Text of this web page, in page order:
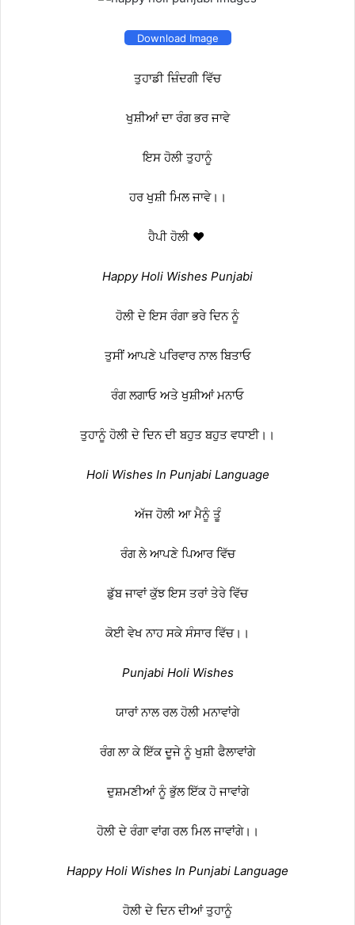
Download Image
ਤੁਹਾਡੀ ਜ਼ਿੰਦਗੀ ਵਿੱਚ
ਖੁਸ਼ੀਆਂ ਦਾ ਰੰਗ ਭਰ ਜਾਵੇ
ਇਸ ਹੋਲੀ ਤੁਹਾਨੂੰ
ਹਰ ਖੁਸ਼ੀ ਮਿਲ ਜਾਵੇ।।
ਹੈਪੀ ਹੋਲੀ ❤️
Happy Holi Wishes Punjabi
ਹੋਲੀ ਦੇ ਇਸ ਰੰਗਾ ਭਰੇ ਦਿਨ ਨੂੰ
ਤੁਸੀਂ ਆਪਣੇ ਪਰਿਵਾਰ ਨਾਲ ਬਿਤਾਓ
ਰੰਗ ਲਗਾਓ ਅਤੇ ਖੁਸ਼ੀਆਂ ਮਨਾਓ
ਤੁਹਾਨੂੰ ਹੋਲੀ ਦੇ ਦਿਨ ਦੀ ਬਹੁਤ ਬਹੁਤ ਵਧਾਈ।।
Holi Wishes In Punjabi Language
ਅੱਜ ਹੋਲੀ ਆ ਮੈਨੂੰ ਤੂੰ
ਰੰਗ ਲੇ ਆਪਣੇ ਪਿਆਰ ਵਿੱਚ
ਡੁੱਬ ਜਾਵਾਂ ਕੁੱਝ ਇਸ ਤਰਾਂ ਤੇਰੇ ਵਿੱਚ
ਕੋਈ ਵੇਖ ਨਾਹ ਸਕੇ ਸੰਸਾਰ ਵਿੱਚ।।
Punjabi Holi Wishes
ਯਾਰਾਂ ਨਾਲ ਰਲ ਹੋਲੀ ਮਨਾਵਾਂਗੇ
ਰੰਗ ਲਾ ਕੇ ਇੱਕ ਦੂਜੇ ਨੂੰ ਖੁਸ਼ੀ ਫੈਲਾਵਾਂਗੇ
ਦੁਸ਼ਮਣੀਆਂ ਨੂੰ ਭੁੱਲ ਇੱਕ ਹੋ ਜਾਵਾਂਗੇ
ਹੋਲੀ ਦੇ ਰੰਗਾ ਵਾਂਗ ਰਲ ਮਿਲ ਜਾਵਾਂਗੇ।।
Happy Holi Wishes In Punjabi Language
ਹੋਲੀ ਦੇ ਦਿਨ ਦੀਆਂ ਤੁਹਾਨੂੰ